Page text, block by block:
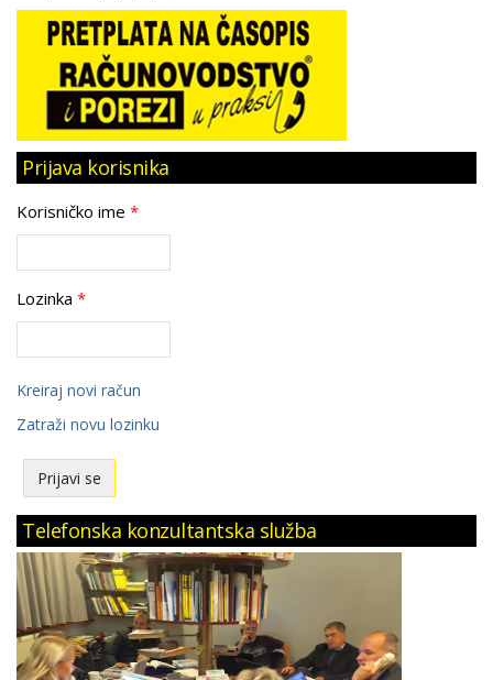
Prijava korisnika
Korisničko ime *
Lozinka *
Kreiraj novi račun
Zatraži novu lozinku
Telefonska konzultantska služba